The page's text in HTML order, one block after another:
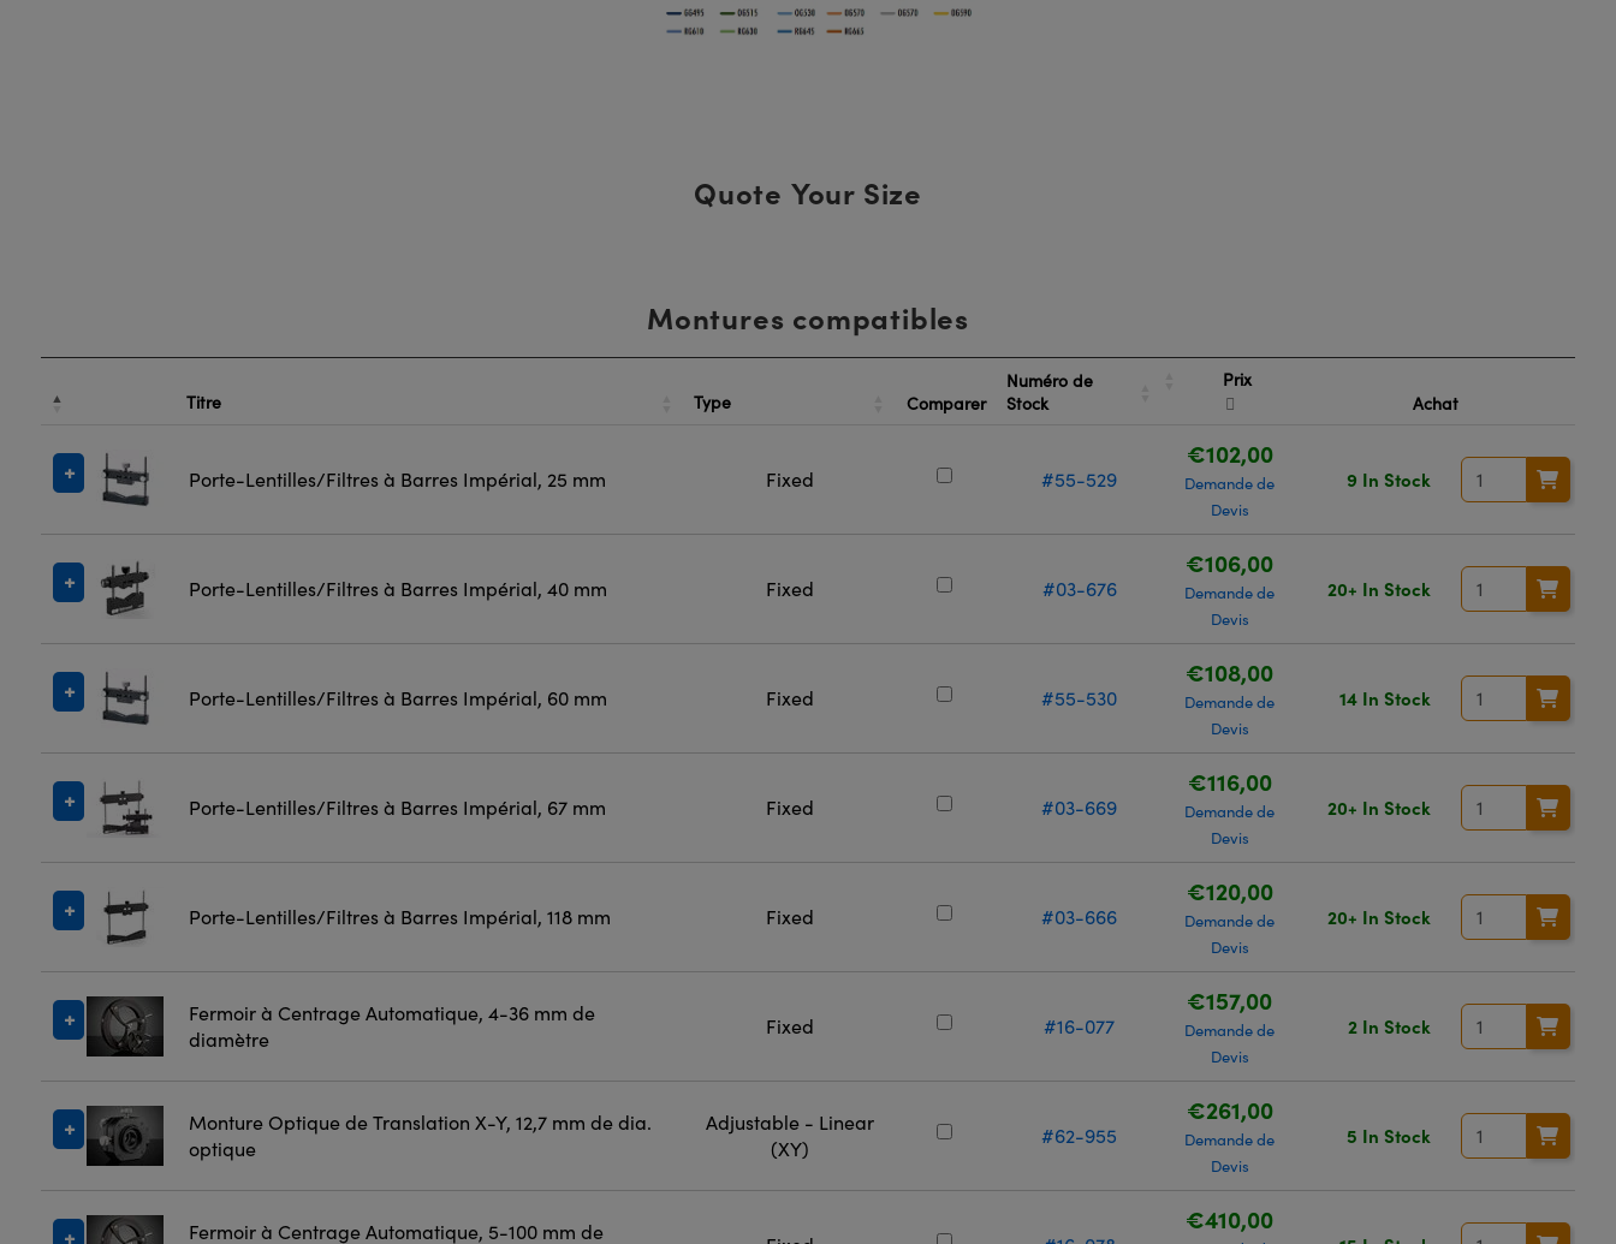
Quote Your Size
Montures compatibles
Titre Type Comparer
Numéro de
Stock
Prix
Achat
Porte-Lentilles/Filtres à Barres Impérial, 25 mm Fixed #55-529
€102,00
Demande de
Devis
9 In Stock
Porte-Lentilles/Filtres à Barres Impérial, 40 mm Fixed #03-676
€106,00
Demande de
Devis
20+ In Stock
Porte-Lentilles/Filtres à Barres Impérial, 60 mm Fixed #55-530
€108,00
Demande de
Devis
14 In Stock
Porte-Lentilles/Filtres à Barres Impérial, 67 mm Fixed #03-669
€116,00
Demande de
Devis
20+ In Stock
Porte-Lentilles/Filtres à Barres Impérial, 118 mm Fixed #03-666
€120,00
Demande de
Devis
20+ In Stock
Fermoir à Centrage Automatique, 4-36 mm de
diamètre
Fixed #16-077
€157,00
Demande de
Devis
2 In Stock
Monture Optique de Translation X-Y, 12,7 mm de dia.
optique
Adjustable - Linear
(XY)
#62-955
€261,00
Demande de
Devis
5 In Stock
Fermoir à Centrage Automatique, 5-100 mm de €410,00